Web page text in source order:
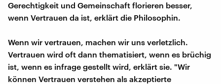
Gerechtigkeit und Gemeinschaft florieren besser,
wenn Vertrauen da ist, erklärt die Philosophin.
Wenn wir vertrauen, machen wir uns verletzlich.
Vertrauen wird oft dann thematisiert, wenn es brüchig
ist, wenn es infrage gestellt wird, erklärt sie. "Wir
können Vertrauen verstehen als akzeptierte